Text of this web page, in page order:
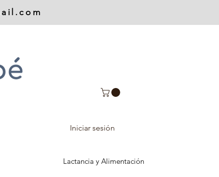
Iniciar sesión
Lactancia y Alimentación